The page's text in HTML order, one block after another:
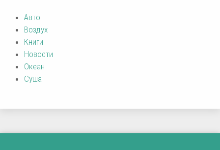
Авто
Воздух
Книги
Новости
Океан
Суша